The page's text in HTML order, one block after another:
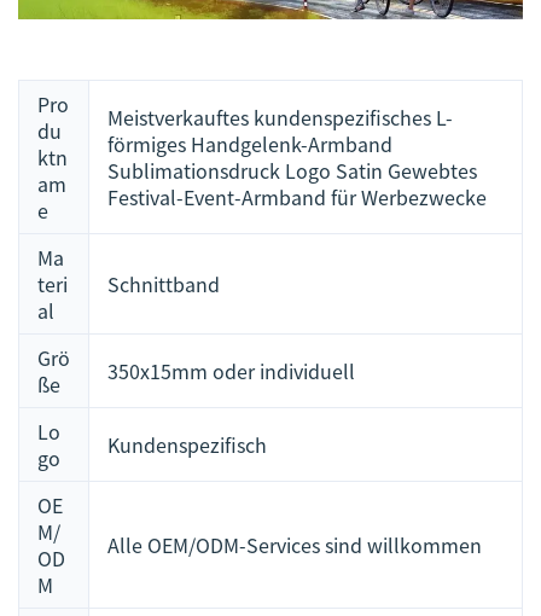
Pro
du
ktn
am
e
Meistverkauftes kundenspezifisches L-
förmiges Handgelenk-Armband
Sublimationsdruck Logo Satin Gewebtes
Festival-Event-Armband für Werbezwecke
Ma
teri
al
Schnittband
Grö
ße
350x15mm oder individuell
Lo
go
Kundenspezifisch
OE
M/
OD
M
Alle OEM/ODM-Services sind willkommen